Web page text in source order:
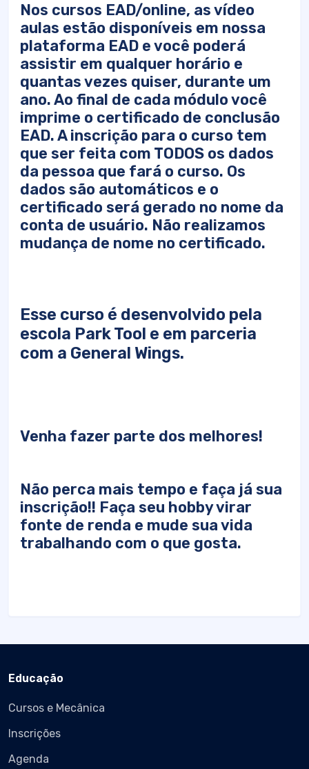
Nos cursos EAD/online, as vídeo
aulas estão disponíveis em nossa
plataforma EAD e você poderá
assistir em qualquer horário e
quantas vezes quiser, durante um
ano. Ao final de cada módulo você
imprime o certificado de conclusão
EAD. A inscrição para o curso tem
que ser feita com TODOS os dados
da pessoa que fará o curso. Os
dados são automáticos e o
certificado será gerado no nome da
conta de usuário. Não realizamos
mudança de nome no certificado.
Esse curso é desenvolvido pela
escola Park Tool e em parceria
com a General Wings.
Venha fazer parte dos melhores!
Não perca mais tempo e faça já sua
inscrição!! Faça seu hobby virar
fonte de renda e mude sua vida
trabalhando com o que gosta.
Educação
Cursos e Mecânica
Inscrições
Agenda